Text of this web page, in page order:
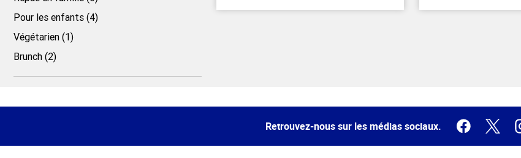
Pour les enfants (4)
Végétarien (1)
Brunch (2)
de la
Retrouvez-nous sur les médias sociaux.